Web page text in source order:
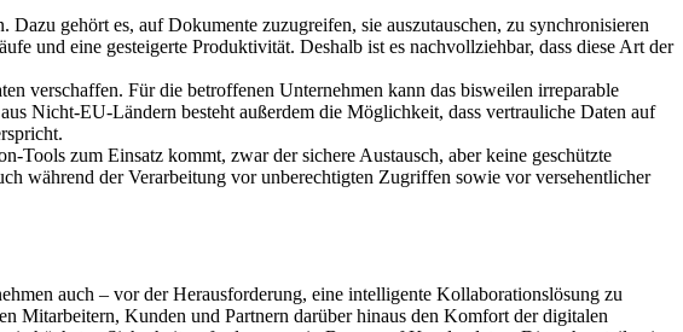
gehört es, auf Dokumente zuzugreifen, sie auszutauschen, zu synchronisieren
und eine gesteigerte Produktivität. Deshalb ist es nachvollziehbar, dass diese Art der
verschaffen. Für die betroffenen Unternehmen kann das bisweilen irreparable
Nicht-EU-Ländern besteht außerdem die Möglichkeit, dass vertrauliche Daten auf
zum Einsatz kommt, zwar der sichere Austausch, aber keine geschützte
während der Verarbeitung vor unberechtigten Zugriffen sowie vor versehentlicher
auch – vor der Herausforderung, eine intelligente Kollaborationslösung zu
Mitarbeitern, Kunden und Partnern darüber hinaus den Komfort der digitalen